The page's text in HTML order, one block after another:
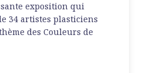
exposition qui
34 artistes plasticiens
des Couleurs de